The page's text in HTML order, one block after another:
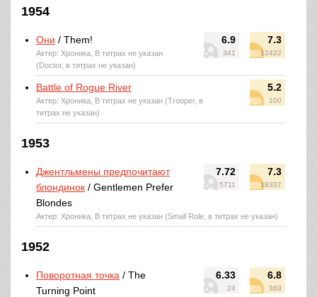
1954
6.9
341
7.3
12422
Они / Them!
Актер: Хроника, В титрах не указан
(Doctor, в титрах не указан)
5.2
100
Battle of Rogue River
Актер: Хроника, В титрах не указан (Trooper, в
титрах не указан)
1953
7.72
5711
7.3
18337
Джентльмены предпочитают
блондинок / Gentlemen Prefer
Blondes
Актер: Хроника, В титрах не указан (Small Role, в титрах не указан)
1952
6.33
24
6.8
369
Поворотная точка / The
Turning Point